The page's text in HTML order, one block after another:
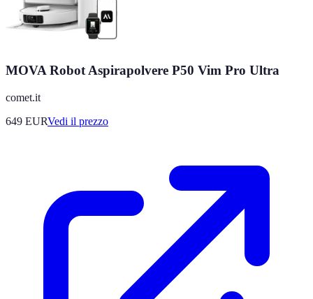
MOVA Robot Aspirapolvere P50 Vim Pro Ultra
comet.it
649 EURVedi il prezzo